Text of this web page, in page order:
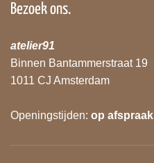
Bezoek ons.
atelier91
Binnen Bantammerstraat 19
1011 CJ Amsterdam
Openingstijden: op afspraak